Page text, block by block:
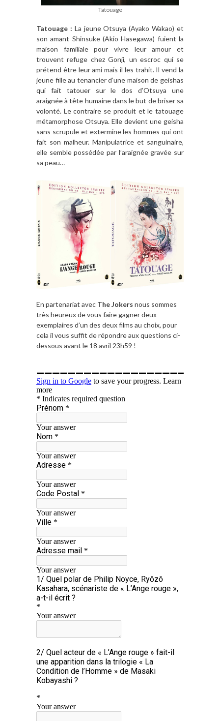
Tatouage
Tatouage : La jeune Otsuya (Ayako Wakao) et
son amant Shinsuke (Akio Hasegawa) fuient la
maison familiale pour vivre leur amour et
trouvent refuge chez Gonji, un escroc qui se
prétend être leur ami mais il les trahit. Il vend la
jeune fille au tenancier d’une maison de geishas
qui fait tatouer sur le dos d’Otsuya une
araignée à tête humaine dans le but de briser sa
volonté. Le contraire se produit et le tatouage
métamorphose Otsuya. Elle devient une geisha
sans scrupule et extermine les hommes qui ont
fait son malheur. Manipulatrice et sanguinaire,
elle semble possédée par l’araignée gravée sur
sa peau…
En partenariat avec The Jokers nous sommes
très heureux de vous faire gagner deux
exemplaires d’un des deux films au choix, pour
cela il vous suffit de répondre aux questions ci-
dessous avant le 18 avril 23h59 !